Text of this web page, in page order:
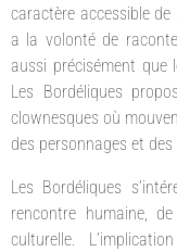
caractère accessible
a la volonté de
aussi précisément
Les Bordéliques
clownesques où
des personnages et
Les Bordéliques
rencontre humaine,
culturelle.